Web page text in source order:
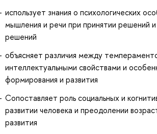
использует знания о психологических
мышления и речи при принятии решений
решений
объясняет различия между
интеллектуальными свойствами и
формирования и развития
Сопоставляет роль социальных и
развитии человека и преодолении
развития